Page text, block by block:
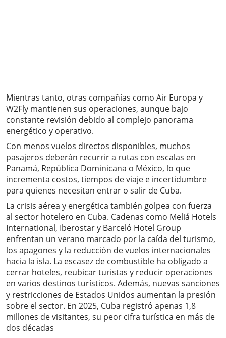
Mientras tanto, otras compañías como Air Europa y
W2Fly mantienen sus operaciones, aunque bajo
constante revisión debido al complejo panorama
energético y operativo.
Con menos vuelos directos disponibles, muchos
pasajeros deberán recurrir a rutas con escalas en
Panamá, República Dominicana o México, lo que
incrementa costos, tiempos de viaje e incertidumbre
para quienes necesitan entrar o salir de Cuba.
La crisis aérea y energética también golpea con fuerza
al sector hotelero en Cuba. Cadenas como Meliá Hotels
International, Iberostar y Barceló Hotel Group
enfrentan un verano marcado por la caída del turismo,
los apagones y la reducción de vuelos internacionales
hacia la isla. La escasez de combustible ha obligado a
cerrar hoteles, reubicar turistas y reducir operaciones
en varios destinos turísticos. Además, nuevas sanciones
y restricciones de Estados Unidos aumentan la presión
sobre el sector. En 2025, Cuba registró apenas 1,8
millones de visitantes, su peor cifra turística en más de
dos décadas